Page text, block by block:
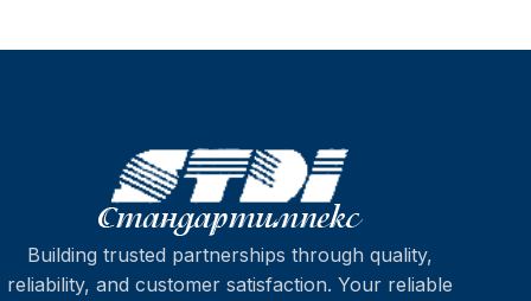
Building trusted partnerships through quality,
reliability, and customer satisfaction. Your reliable